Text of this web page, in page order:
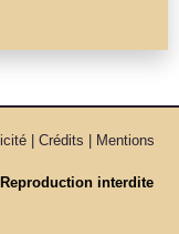
| Crédits | Mentions
interdite